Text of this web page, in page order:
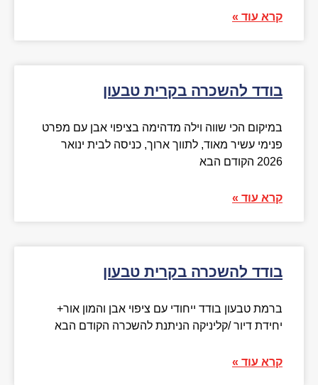
קרא עוד »
בודד להשכרה בקרית טבעון
במיקום הכי שווה וילה מדהימה בציפוי אבן עם מפרט
פנימי עשיר מאוד, לתווך ארוך, כניסה לבית ינואר
2026 הקודם הבא
קרא עוד »
בודד להשכרה בקרית טבעון
ברמת טבעון בודד ייחודי עם ציפוי אבן והמון אור+
יחידת דיור /קליניקה הניתנת להשכרה הקודם הבא
קרא עוד »